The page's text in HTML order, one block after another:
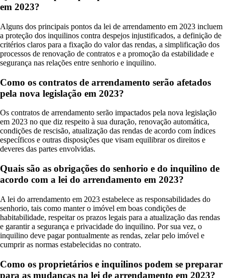
em 2023?
Alguns dos principais pontos da lei de arrendamento em 2023 incluem
a proteção dos inquilinos contra despejos injustificados, a definição de
critérios claros para a fixação do valor das rendas, a simplificação dos
processos de renovação de contratos e a promoção da estabilidade e
segurança nas relações entre senhorio e inquilino.
Como os contratos de arrendamento serão afetados
pela nova legislação em 2023?
Os contratos de arrendamento serão impactados pela nova legislação
em 2023 no que diz respeito à sua duração, renovação automática,
condições de rescisão, atualização das rendas de acordo com índices
específicos e outras disposições que visam equilibrar os direitos e
deveres das partes envolvidas.
Quais são as obrigações do senhorio e do inquilino de
acordo com a lei do arrendamento em 2023?
A lei do arrendamento em 2023 estabelece as responsabilidades do
senhorio, tais como manter o imóvel em boas condições de
habitabilidade, respeitar os prazos legais para a atualização das rendas
e garantir a segurança e privacidade do inquilino. Por sua vez, o
inquilino deve pagar pontualmente as rendas, zelar pelo imóvel e
cumprir as normas estabelecidas no contrato.
Como os proprietários e inquilinos podem se preparar
para as mudanças na lei de arrendamento em 2023?